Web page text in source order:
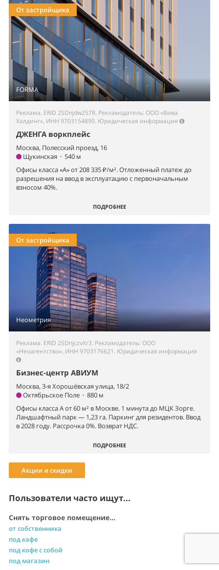
FORMA
От застройщика
Реклама. ERID 2SDnjdw257R. Рекламодатель: ООО «Вива
Холдинг», ИНН 9703154890. Юридическая информация
ДЖЕНГА воркплейс
Москва, Полесский проезд, 16
Щукинская • 540 м
Офисы класса «А» от 208 335 ₽/м². Отложенный платеж до
разрешения на ввод в эксплуатацию с первоначальным
взносом 40%.
ПОДРОБНЕЕ
Неометрия
От застройщика
Реклама. ERID 2SDnjczvXr3. Рекламодатель: ООО
«Неоагентство», ИНН 9703176621. Юридическая информация
Бизнес-центр АВИУМ
Москва, 3-я Хорошёвская улица, 18/2
Октябрьское Поле • 880 м
Офисы класса А от 60 м² в Москве. 1 минута до МЦК Зорге.
Ландшафтный парк — 1,23 га. Паркинг для резидентов. Ввод
в 2028 году. Рассрочка 0%. Возврат НДС.
ПОДРОБНЕЕ
Акции и скидки
Пользователи часто ищут...
Снять торговое помещение...
от собственника
под кафе
под кофе с собой
под магазин